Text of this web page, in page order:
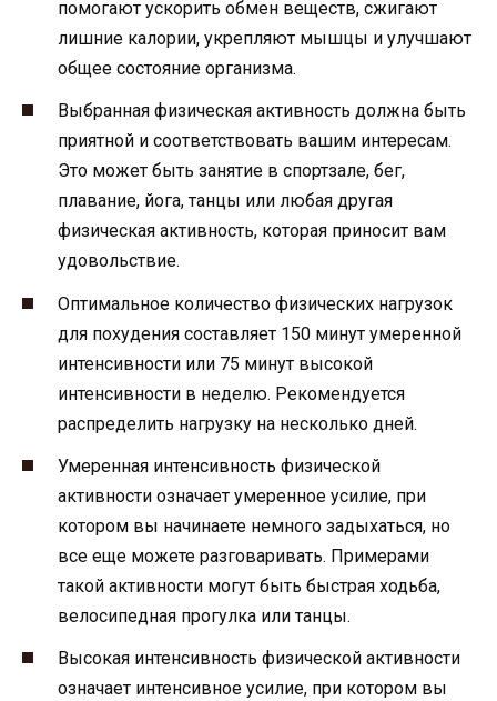
помогают ускорить обмен веществ, сжигают
лишние калории, укрепляют мышцы и улучшают
общее состояние организма.
Выбранная физическая активность должна быть
приятной и соответствовать вашим интересам.
Это может быть занятие в спортзале, бег,
плавание, йога, танцы или любая другая
физическая активность, которая приносит вам
удовольствие.
Оптимальное количество физических нагрузок
для похудения составляет 150 минут умеренной
интенсивности или 75 минут высокой
интенсивности в неделю. Рекомендуется
распределить нагрузку на несколько дней.
Умеренная интенсивность физической
активности означает умеренное усилие, при
котором вы начинаете немного задыхаться, но
все еще можете разговаривать. Примерами
такой активности могут быть быстрая ходьба,
велосипедная прогулка или танцы.
Высокая интенсивность физической активности
означает интенсивное усилие, при котором вы